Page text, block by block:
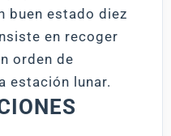
buen estado diez
en recoger
orden de
estación lunar.